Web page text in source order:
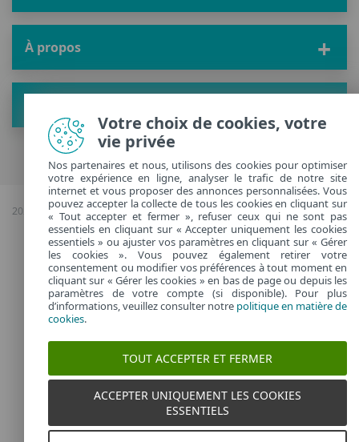
À propos
2026 Copyright © ESET, Tous droits réservés |Confidentialité|Gérer les
cookies
France
Votre choix de cookies, votre
vie privée
Nos partenaires et nous, utilisons des cookies pour optimiser
votre expérience en ligne, analyser le trafic de notre site
internet et vous proposer des annonces personnalisées. Vous
pouvez accepter la collecte de tous les cookies en cliquant sur
« Tout accepter et fermer », refuser ceux qui ne sont pas
essentiels en cliquant sur « Accepter uniquement les cookies
essentiels » ou ajuster vos paramètres en cliquant sur « Gérer
les cookies ». Vous pouvez également retirer votre
consentement ou modifier vos préférences à tout moment en
cliquant sur « Gérer les cookies » en bas de page ou depuis les
paramètres de votre compte (si disponible). Pour plus
d’informations, veuillez consulter notre politique en matière de
cookies.
TOUT ACCEPTER ET FERMER
ACCEPTER UNIQUEMENT LES COOKIES
ESSENTIELS